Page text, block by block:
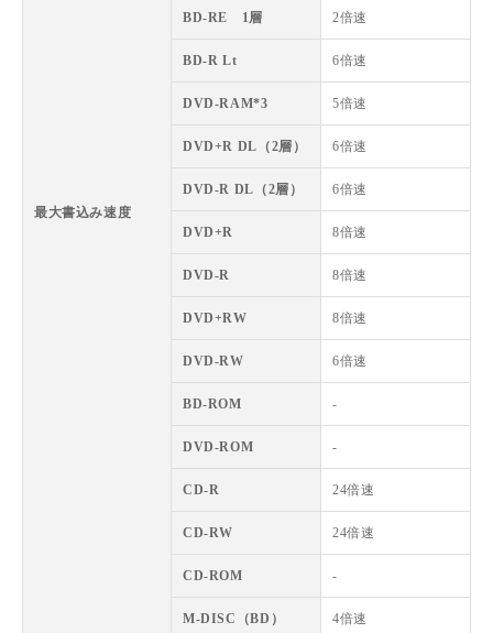
最大書込み速度
BD-RE 1層 2倍速
BD-R Lt 6倍速
DVD-RAM*3 5倍速
DVD+R DL（2層） 6倍速
DVD-R DL（2層） 6倍速
DVD+R 8倍速
DVD-R 8倍速
DVD+RW 8倍速
DVD-RW 6倍速
BD-ROM -
DVD-ROM -
CD-R 24倍速
CD-RW 24倍速
CD-ROM -
M-DISC（BD） 4倍速